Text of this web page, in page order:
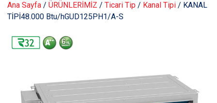
Ana Sayfa / ÜRÜNLERİMİZ / Ticari Tip / Kanal Tipi / KANAL
TİPİ48.000 Btu/hGUD125PH1/A-S